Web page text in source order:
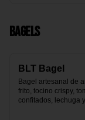
Bagels
BLT Bagel
Bagel artesanal de
frito, tocino crispy,
confitados, lechuga